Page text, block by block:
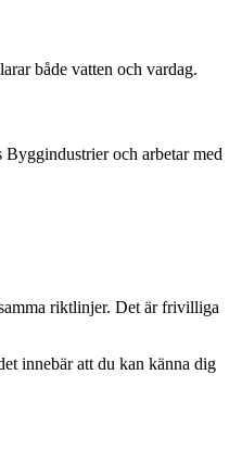
både vatten och vardag.
och arbetar med
riktlinjer. Det är frivilliga
innebär att du kan känna dig